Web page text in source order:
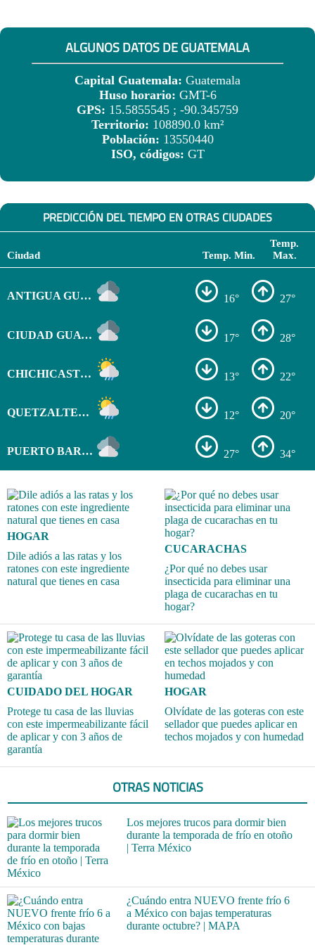
ALGUNOS DATOS DE GUATEMALA
Capital Guatemala: Guatemala
Huso horario: GMT-6
GPS: 15.5855545 ; -90.345759
Territorio: 108890.0 km²
Población: 13550440
ISO, códigos: GT
PREDICCIÓN DEL TIEMPO EN OTRAS CIUDADES
Ciudad Temp. Min.
Temp.
Max.
ANTIGUA GUATEMALA 16° 27°
CIUDAD GUATEMALA 17° 28°
CHICHICASTENANGO 13° 22°
QUETZALTENANGO 12° 20°
PUERTO BARRIOS 27° 34°
HOGAR
Dile adiós a las ratas y los
ratones con este ingrediente
natural que tienes en casa
CUCARACHAS
¿Por qué no debes usar
insecticida para eliminar una
plaga de cucarachas en tu
hogar?
CUIDADO DEL HOGAR
Protege tu casa de las lluvias
con este impermeabilizante fácil
de aplicar y con 3 años de
garantía
HOGAR
Olvídate de las goteras con este
sellador que puedes aplicar en
techos mojados y con humedad
OTRAS NOTICIAS
Los mejores trucos para dormir bien
durante la temporada de frío en otoño
| Terra México
¿Cuándo entra NUEVO frente frío 6
a México con bajas temperaturas
durante octubre? | MAPA